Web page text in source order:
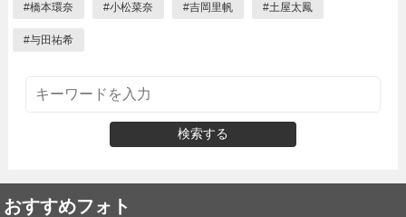
#橋本環奈 #小松菜奈 #吉岡里帆 #土屋太鳳
#与田祐希
検索する
おすすめフォト